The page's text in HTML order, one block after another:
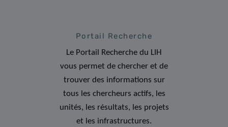
Portail Recherche
Le Portail Recherche du LIH
vous permet de chercher et de
trouver des informations sur
tous les chercheurs actifs, les
unités, les résultats, les projets
et les infrastructures.